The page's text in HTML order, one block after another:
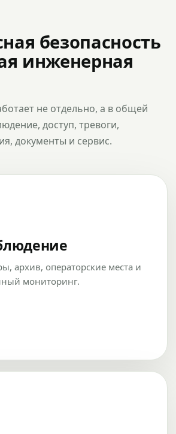
безопасность
инженерная
не отдельно, а в общей
доступ, тревоги,
документы и сервис.
архив, операторские места и
мониторинг.